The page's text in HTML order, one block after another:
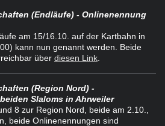
(Endläufe) - Onlinenennung
am 15/16.10. auf der Kartbahn in
kann nun genannt werden. Beide
über diesen Link
(Region Nord) -
Slaloms in Ahrweiler
8 zur Region Nord, beide am 2.10.,
beide Onlinenennungen sind